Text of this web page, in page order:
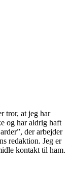
tror, at jeg har
og har aldrig haft
der arbejder
redaktion. Jeg er
kontakt til ham.